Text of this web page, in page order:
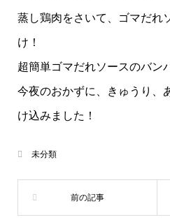
蒸し鶏肉をさいて、ゴマだれ
け！
超簡単ゴマだれソースのバン
今夜のおかずに、きゅうり、
け込みました！
未分類